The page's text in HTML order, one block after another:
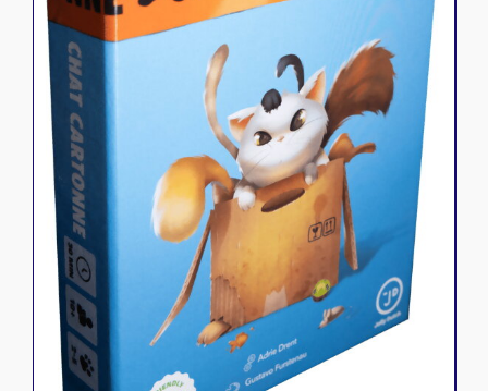
Naruto Mythos
Autres
Tapis de jeu